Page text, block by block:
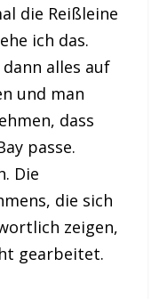
die Reißleine
ich das.
alles auf
und man
dass
passe.
Die
die sich
zeigen,
gearbeitet.